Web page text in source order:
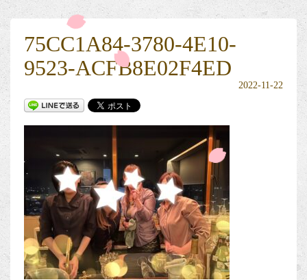
75CC1A84-3780-4E10-
9523-ACFB8E02F4ED
2022-11-22